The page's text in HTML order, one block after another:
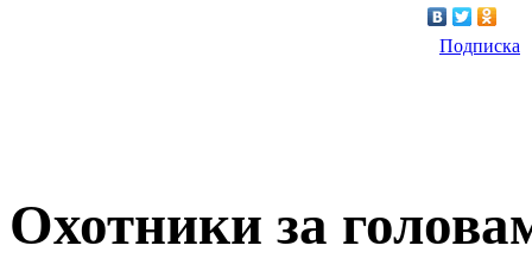
Подписка
Охотники за